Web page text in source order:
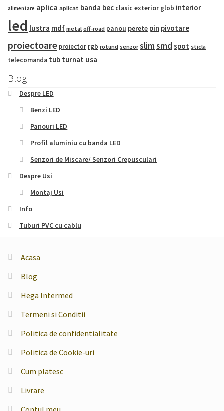
alimentare aplica aplicat banda bec clasic exterior glob interior
led lustra mdf metal off-road panou perete pin pivotare
proiectoare proiector rgb rotund senzor slimsmd spot sticla
telecomanda tub turnat usa
Blog
Despre LED
Benzi LED
Panouri LED
Profil aluminiu cu banda LED
Senzori de Miscare/ Senzori Crepusculari
Despre Usi
Montaj Usi
Info
Tuburi PVC cu cablu
Acasa
Blog
Hega Intermed
Termeni si Conditii
Politica de confidentialitate
Politica de Cookie-uri
Cum platesc
Livrare